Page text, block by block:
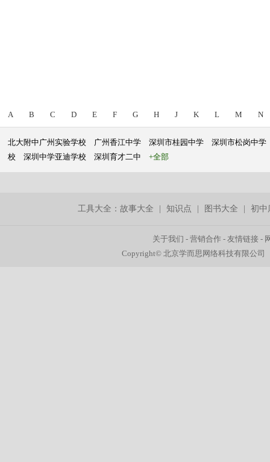
A B C D E F G H J K L M N
北大附中广州实验学校 广州香江中学 深圳市桂园中学
深圳市松岗中学
校
深圳中学亚迪学校 深圳育才二中 +全部
工具大全：故事大全 |知识点 图书大全 |初中
关于我们 -营销合作 -友情链接 -
Copyright© 北京学而思网络科技有限公司